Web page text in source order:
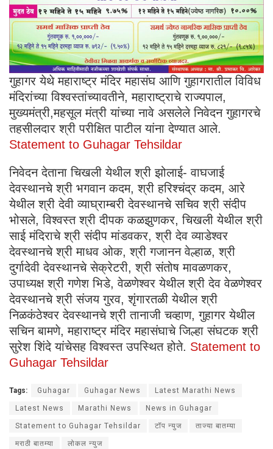
गुहागर येथे महाराष्ट्र मंदिर महासंघ आणि गुहागरातील विविध
मंदिरांच्या विश्वस्तांच्यावतीने, महाराष्ट्राचे राज्यपाल,
मुख्यमंत्री,महसूल मंत्री यांच्या नावे असलेले निवेदन गुहागरचे
तहसीलदार श्री परीक्षित पाटील यांना देण्यात आले.
Statement to Guhagar Tehsildar
निवेदन देताना चिखली येथील श्री झोलाई- वाघजाई
देवस्थानचे श्री भगवान कदम, श्री हरिश्चंद्र कदम, आरे
येथील श्री देवी व्याघ्राम्बरी देवस्थानचे सचिव श्री संदीप
भोसले, विश्वस्त श्री दीपक कळझुणकर, चिखली येथील श्री
साई मंदिराचे श्री संदीप मांडवकर, श्री देव व्याडेश्वर
देवस्थानचे श्री माधव ओक, श्री गजानन वेल्हाळ, श्री
दुर्गादेवी देवस्थानचे सेक्रेटरी, श्री संतोष मावळणकर,
उपाध्यक्ष श्री गणेश भिडे, वेळणेश्वर येथील श्री देव वेळणेश्वर
देवस्थानचे श्री संजय गुरव, शृंगारतळी येथील श्री
निळकंठेश्वर देवस्थानचे श्री तानाजी चव्हाण, गुहागर येथील
सचिन बामणे, महाराष्ट्र मंदिर महासंघाचे जिल्हा संघटक श्री
सुरेश शिंदे यांचेसह विश्वस्त उपस्थित होते. Statement to
Guhagar Tehsildar
Tags: Guhagar Guhagar News Latest Marathi News
Latest News Marathi News News in Guhagar
Statement to Guhagar Tehsildar टॉप न्युज ताज्या बातम्या
मराठी बातम्या लोकल न्युज